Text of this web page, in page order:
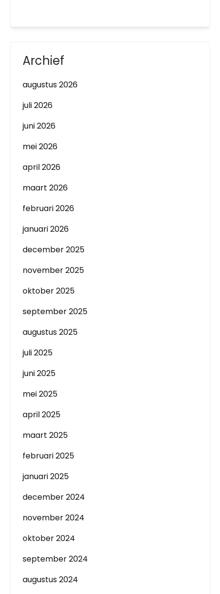
Archief
augustus 2026
juli 2026
juni 2026
mei 2026
april 2026
maart 2026
februari 2026
januari 2026
december 2025
november 2025
oktober 2025
september 2025
augustus 2025
juli 2025
juni 2025
mei 2025
april 2025
maart 2025
februari 2025
januari 2025
december 2024
november 2024
oktober 2024
september 2024
augustus 2024